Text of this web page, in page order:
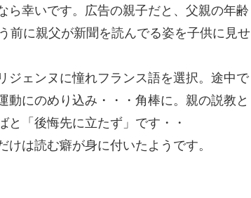
ら幸いです。広告の親子だと、父親の年齢
前に親父が新聞を読んでる姿を子供に見せ
ジェンヌに憧れフランス語を選択。途中で
にのめり込み・・・角棒に。親の説教と
「後悔先に立たず」です・・
は読む癖が身に付いたようです。